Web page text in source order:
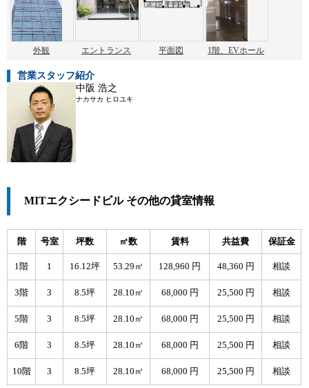
外観 エントランス 平面図 1階、EVホール
営業スタッフ紹介
中阪 浩之
ナカサカ ヒロユキ
MITエクシードビル その他の貸室情報
階 号室 坪数 ㎡数 賃料 共益費 保証金
1階 1 16.12坪 53.29㎡ 128,960 円 48,360 円 相談
3階 3 8.5坪 28.10㎡ 68,000 円 25,500 円 相談
5階 3 8.5坪 28.10㎡ 68,000 円 25,500 円 相談
6階 3 8.5坪 28.10㎡ 68,000 円 25,500 円 相談
10階 3 8.5坪 28.10㎡ 68,000 円 25,500 円 相談